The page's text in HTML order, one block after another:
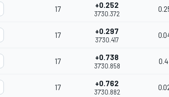
17 +0.252
37'30.372
17 +0.297
37'30.417
17 +0.738
37'30.858
17 +0.762
37'30.882